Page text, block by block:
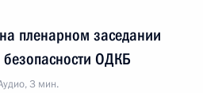
пленарном заседании
безопасности ОДКБ
3 мин.